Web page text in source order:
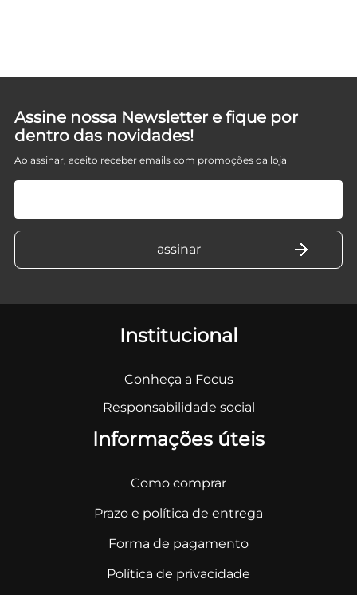
Assine nossa Newsletter e fique por
dentro das novidades!
Ao assinar, aceito receber emails com promoções da loja
Institucional
Conheça a Focus
Responsabilidade social
Informações úteis
Como comprar
Prazo e política de entrega
Forma de pagamento
Política de privacidade